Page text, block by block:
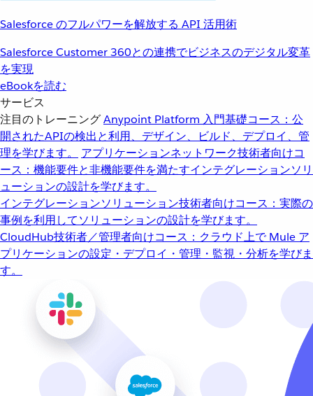
Salesforce のフルパワーを解放する API 活用術
Salesforce Customer 360との連携でビジネスのデジタル変革
を実現
eBookを読む
サービス
注目のトレーニングAnypoint Platform 入門基礎コース：公
開されたAPIの検出と利用、デザイン、ビルド、デプロイ、管
理を学びます。
アプリケーションネットワーク技術者向けコ
ース：機能要件と非機能要件を満たすインテグレーションソリ
ューションの設計を学びます。
インテグレーションソリューション技術者向けコース：実際の
事例を利用してソリューションの設計を学びます。
CloudHub技術者／管理者向けコース：クラウド上で Mule ア
プリケーションの設定・デプロイ・管理・監視・分析を学びま
す。